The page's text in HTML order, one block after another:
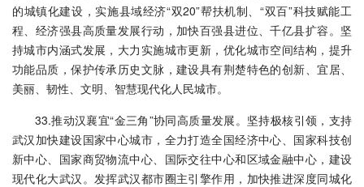
的城镇化建设，实施县域经济“双20”帮扶机制、“双百”科技赋能工
程、经济强县高质量发展行动，加快百强县进位、千亿县扩容。坚
持城市内涵式发展，大力实施城市更新，优化城市空间结构，提升
功能品质，保护传承历史文脉，建设具有荆楚特色的创新、宜居、
美丽、韧性、文明、智慧现代化人民城市。
33.推动汉襄宜“金三角”协同高质量发展。坚持极核引领，支持
武汉加快建设国家中心城市，全力打造全国经济中心、国家科技创
新中心、国家商贸物流中心、国际交往中心和区域金融中心，建设
现代化大武汉。发挥武汉都市圈主引擎作用，加快推进深度同城化